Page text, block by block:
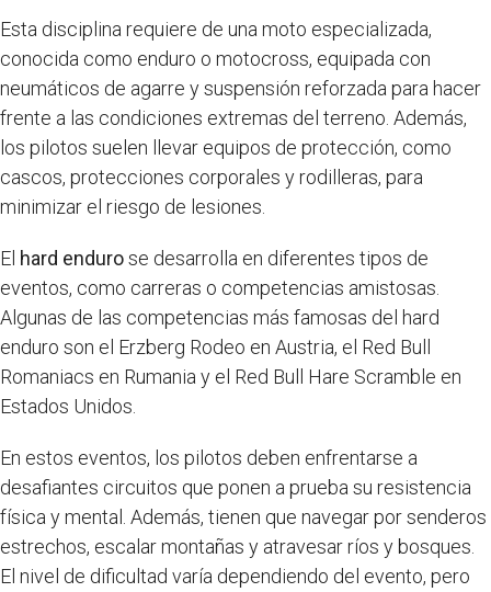
Esta disciplina requiere de una moto especializada,
conocida como enduro o motocross, equipada con
neumáticos de agarre y suspensión reforzada para hacer
frente a las condiciones extremas del terreno. Además,
los pilotos suelen llevar equipos de protección, como
cascos, protecciones corporales y rodilleras, para
minimizar el riesgo de lesiones.
El hard endurose desarrolla en diferentes tipos de
eventos, como carreras o competencias amistosas.
Algunas de las competencias más famosas del hard
enduro son el Erzberg Rodeo en Austria, el Red Bull
Romaniacs en Rumania y el Red Bull Hare Scramble en
Estados Unidos.
En estos eventos, los pilotos deben enfrentarse a
desafiantes circuitos que ponen a prueba su resistencia
física y mental. Además, tienen que navegar por senderos
estrechos, escalar montañas y atravesar ríos y bosques.
El nivel de dificultad varía dependiendo del evento, pero